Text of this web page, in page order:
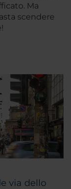
Ma
scendere
via dello